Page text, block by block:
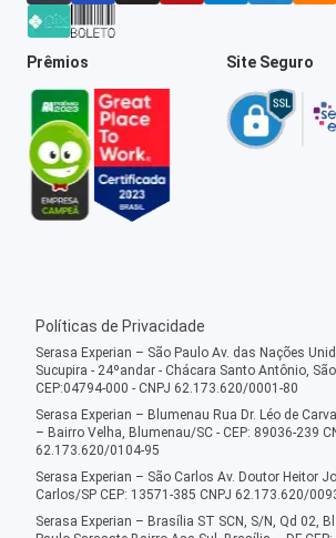
Prêmios Site Seguro
Políticas de Privacidade
Serasa Experian – São Paulo Av. das Nações
Sucupira - 24ºandar - Chácara Santo Antônio,
CEP:04794-000 - CNPJ 62.173.620/0001-80
Serasa Experian – Blumenau Rua Dr. Léo de
– Bairro Velha, Blumenau/SC - CEP: 89036-239
62.173.620/0104-95
Serasa Experian – São Carlos Av. Doutor Heitor
Carlos/SP CEP: 13571-385 CNPJ 62.173.620/
Serasa Experian – Brasília ST SCN, S/N, Qd 02, Bl